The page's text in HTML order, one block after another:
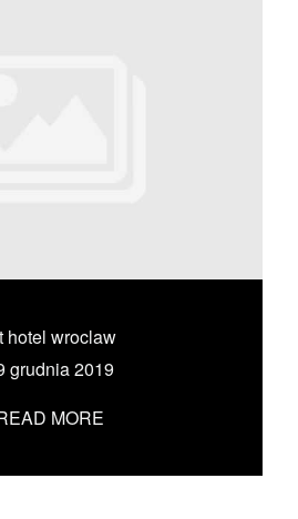
hotel wroclaw
grudnia 2019
MORE
ZE MNĄ →